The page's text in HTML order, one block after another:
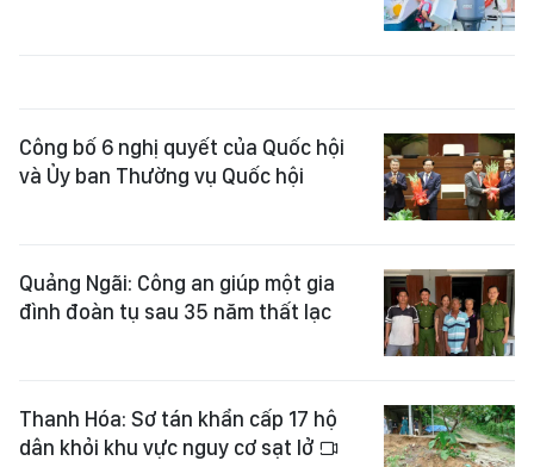
Công bố 6 nghị quyết của Quốc hội
và Ủy ban Thường vụ Quốc hội
Quảng Ngãi: Công an giúp một gia
đình đoàn tụ sau 35 năm thất lạc
Thanh Hóa: Sơ tán khẩn cấp 17 hộ
dân khỏi khu vực nguy cơ sạt lở